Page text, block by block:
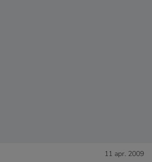
11 apr. 2009